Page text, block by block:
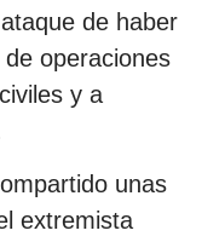
de haber
operaciones
y a
unas
extremista